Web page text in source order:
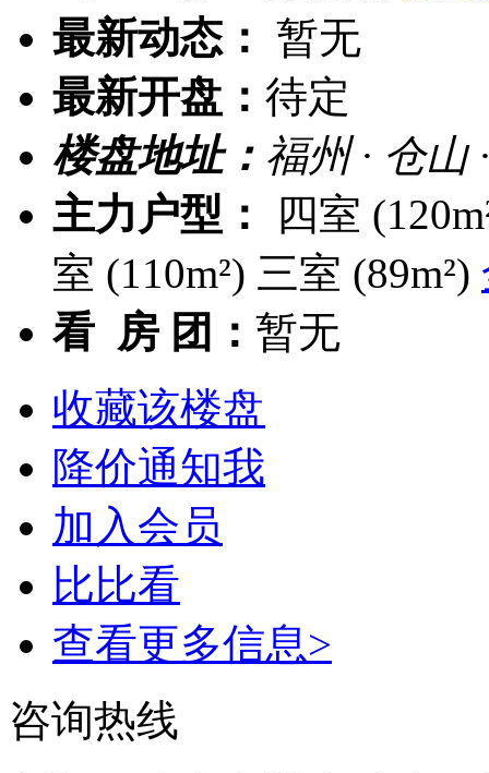
最新动态： 暂无
最新开盘： 待定
楼盘地址： 福州 · 仓山
主力户型：
四室
室 (110m²) 三室 (89m²)
看 房 团： 暂无
收藏该楼盘
降价通知我
加入会员
比比看
查看更多信息>
咨询热线